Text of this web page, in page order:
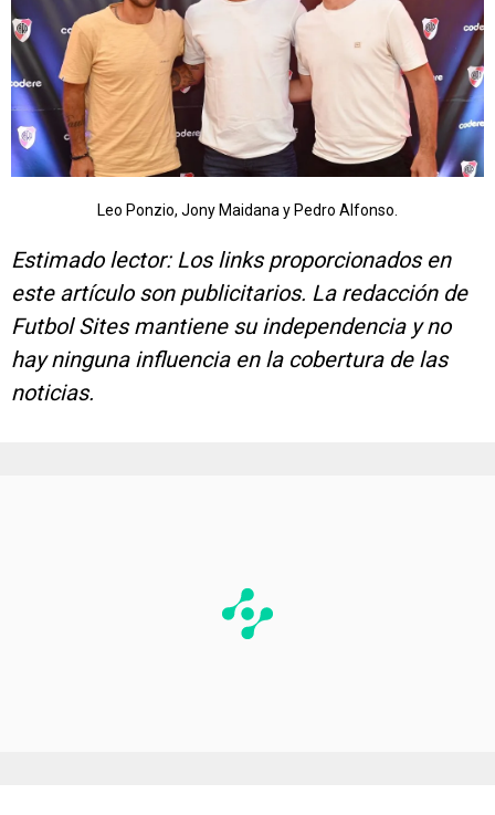
Leo Ponzio, Jony Maidana y Pedro Alfonso.
Estimado lector: Los links proporcionados en
este artículo son publicitarios. La redacción de
Futbol Sites mantiene su independencia y no
hay ninguna influencia en la cobertura de las
noticias.